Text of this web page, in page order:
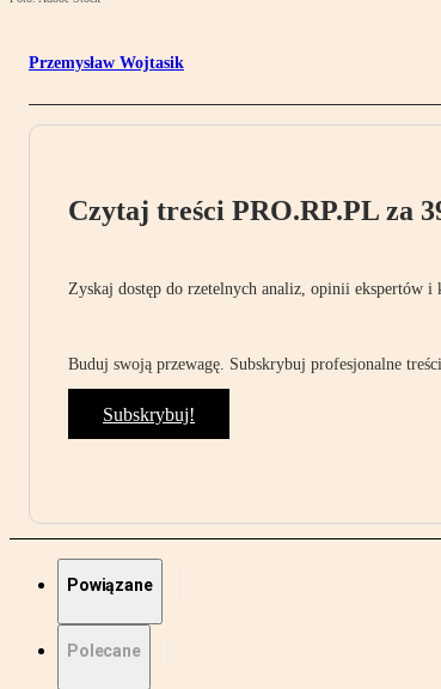
Przemysław Wojtasik
Czytaj treści PRO.RP.PL za
Zyskaj dostęp do rzetelnych analiz, opinii ekspertów i
Buduj swoją przewagę. Subskrybuj profesjonalne
Subskrybuj!
Powiązane
Polecane